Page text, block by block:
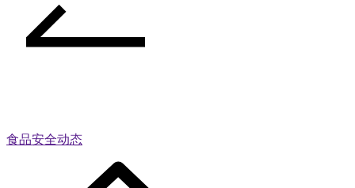
食品安全动态